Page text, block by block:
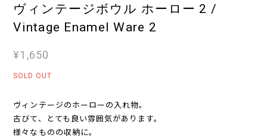
ヴィンテージボウル ホーロー 2 /
Vintage Enamel Ware 2
¥1,650
SOLD OUT
ヴィンテージのホーローの入れ物。
古びて、とても良い雰囲気があります。
様々なものの収納に。